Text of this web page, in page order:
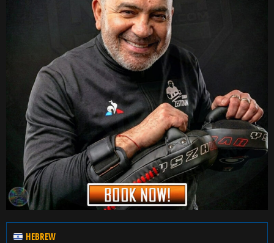
HEBREW